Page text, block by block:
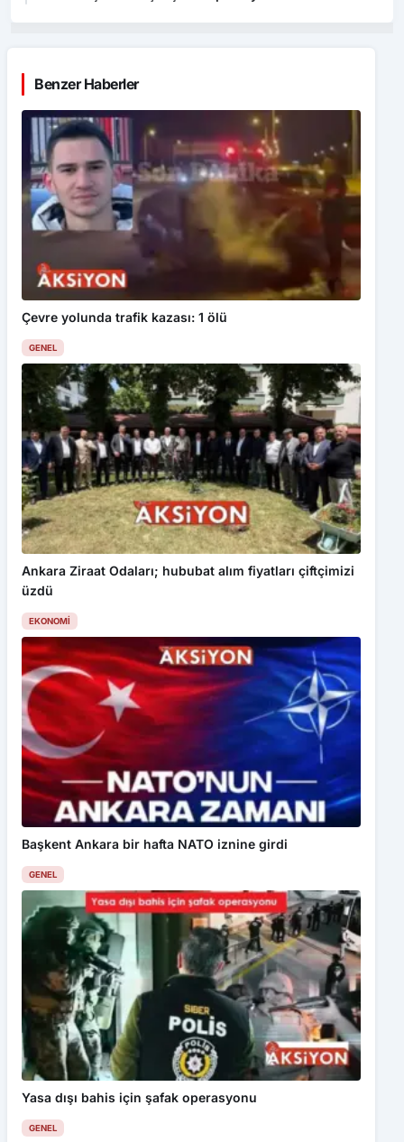
Benzer Haberler
Çevre yolunda trafik kazası: 1 ölü
GENEL
Ankara Ziraat Odaları; hububat alım fiyatları çiftçimizi
üzdü
EKONOMI
Başkent Ankara bir hafta NATO iznine girdi
GENEL
Yasa dışı bahis için şafak operasyonu
GENEL